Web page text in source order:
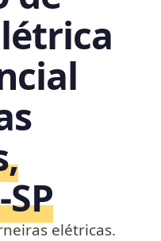
elétricas.